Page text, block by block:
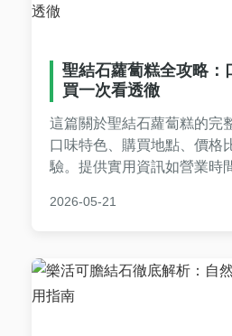
口、定期口腔檢查），一次
聖結石蘿蔔糕全攻略：
買一次看透徹
這篇關於聖結石蘿蔔糕的完
口味特色、購買地點、價格
驗。提供實用資訊如營業時
愛好者還是初次嘗試，都能
2026-05-21